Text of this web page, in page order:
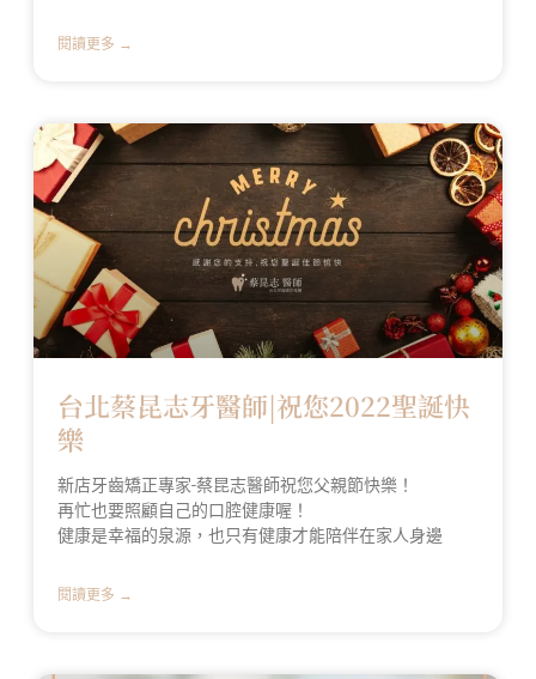
閱讀更多 →
台北蔡昆志牙醫師|祝您2022聖誕快
樂
新店牙齒矯正專家-蔡昆志醫師祝您父親節快樂！
再忙也要照顧自己的口腔健康喔！
健康是幸福的泉源，也只有健康才能陪伴在家人身邊
閱讀更多 →